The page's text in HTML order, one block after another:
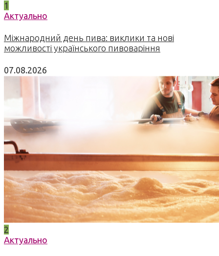
1
Актуально
Міжнародний день пива: виклики та нові
можливості українського пивоваріння
07.08.2026
2
Актуально